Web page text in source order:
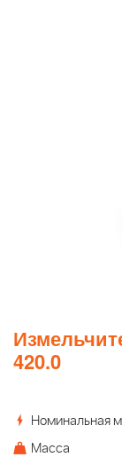
420.0
Номинальная
Масса